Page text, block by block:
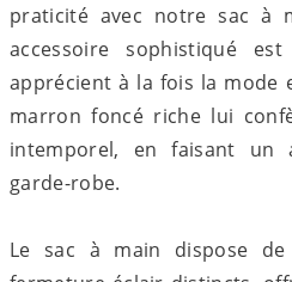
praticité avec notre sac à
accessoire sophistiqué
apprécient à la fois la mode
marron foncé riche lui
intemporel, en faisant un
garde-robe.
Le sac à main dispose